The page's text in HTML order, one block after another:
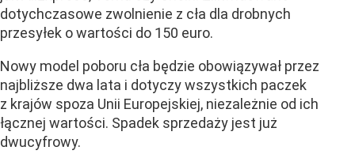
dotychczasowe zwolnienie z cła dla drobnych
przesyłek o wartości do 150 euro.
Nowy model poboru cła będzie obowiązywał przez
najbliższe dwa lata i dotyczy wszystkich paczek
z krajów spoza Unii Europejskiej, niezależnie od ich
łącznej wartości. Spadek sprzedaży jest już
dwucyfrowy.